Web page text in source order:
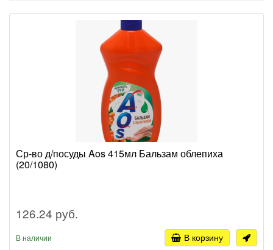
Ср-во д/посуды Aos 415мл Бальзам облепиха
(20/1080)
126.24 руб.
В наличии В корзину